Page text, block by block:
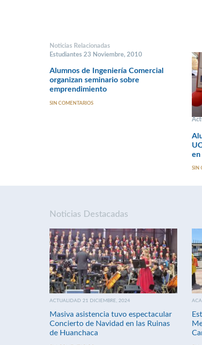
Noticias Relacionadas
Estudiantes 23 Noviembre, 2010
Alumnos de Ingeniería Comercial
organizan seminario sobre
emprendimiento
SIN COMENTARIOS
en
SIN
Noticias Destacadas
ACTUALIDAD 21 DICIEMBRE, 2024
Masiva asistencia tuvo espectacular
Concierto de Navidad en las Ruinas
de Huanchaca